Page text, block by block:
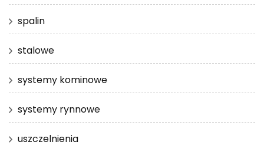
spalin
stalowe
systemy kominowe
systemy rynnowe
uszczelnienia